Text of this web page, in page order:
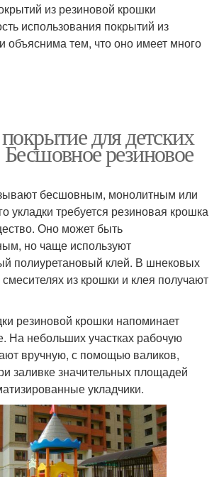
из резиновой крошки
использования покрытий из
объяснима тем, что оно имеет много
для детских
резиновое
бесшовным, монолитным или
укладки требуется резиновая крошка
Оно может быть
но чаще используют
полиуретановый клей. В шнековых
из крошки и клея получают
резиновой крошки напоминает
На небольших участках рабочую
вручную, с помощью валиков,
заливке значительных площадей
укладчики.